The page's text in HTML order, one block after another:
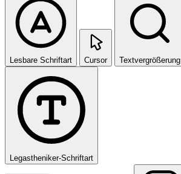
Lesbare Schriftart Cursor Textvergrößerung
Legastheniker-Schriftart